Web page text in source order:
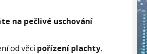
na pečlivé uschování
od věci pořízení plachty,